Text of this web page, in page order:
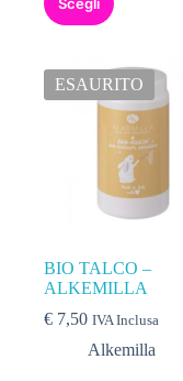
ESAURITO
BIO TALCO –
ALKEMILLA
€ 7,50 IVA Inclusa
Alkemilla